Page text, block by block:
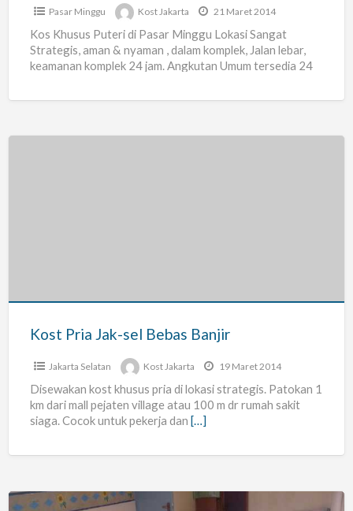
Pasar Minggu Kost Jakarta 21 Maret 2014
Kos Khusus Puteri di Pasar Minggu Lokasi Sangat
Strategis, aman & nyaman , dalam komplek, Jalan lebar,
keamanan komplek 24 jam. Angkutan Umum tersedia 24
Kost Pria Jak-sel Bebas Banjir
Jakarta Selatan Kost Jakarta 19 Maret 2014
Disewakan kost khusus pria di lokasi strategis. Patokan 1
km dari mall pejaten village atau 100 m dr rumah sakit
siaga. Cocok untuk pekerja dan […]